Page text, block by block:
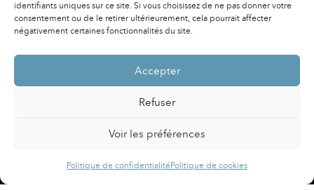
identifiants uniques sur ce site. Si vous choisissez de ne pas donner votre
consentement ou de le retirer ultérieurement, cela pourrait affecter
négativement certaines fonctionnalités du site.
Accepter
Refuser
Voir les préférences
Politique de confidentialitéPolitique de cookies
ACCESSIBILITÉ | AGENDA | ASSOCIATIONS
|
CONTACTS
PUBLICATIONS ESPACE PRESSE